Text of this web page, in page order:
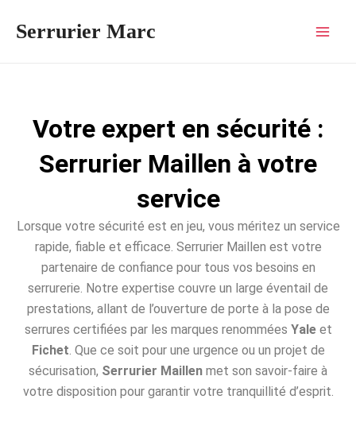
Serrurier Marc
Votre expert en sécurité :
Serrurier Maillen à votre
service
Lorsque votre sécurité est en jeu, vous méritez un service
rapide, fiable et efficace. Serrurier Maillen est votre
partenaire de confiance pour tous vos besoins en
serrurerie. Notre expertise couvre un large éventail de
prestations, allant de l’ouverture de porte à la pose de
serrures certifiées par les marques renommées Yaleet
Fichet. Que ce soit pour une urgence ou un projet de
sécurisation, Serrurier Maillen met son savoir-faire à
votre disposition pour garantir votre tranquillité d’esprit.